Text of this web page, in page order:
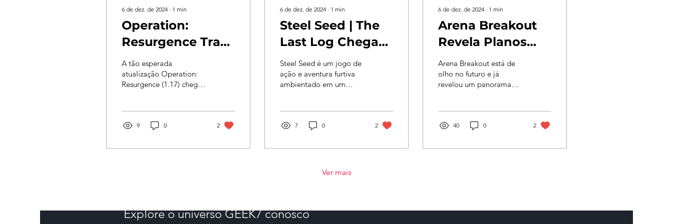
6 de dez. de 2024 ∙ 1 min
Operation:
Resurgence Traz
Crossplay e
Novidades a
Insurgency:
Sandstorm
A tão esperada
atualização Operation:
Resurgence (1.17) chegou
Crossplay...
9 0 2
6 de dez. de 2024 ∙ 1 min
Steel Seed | The
Last Log Chega
em 2025: Explore
um Futuro
Sombrio com Zoe
e KOBY
Steel Seed é um jogo de
ação e aventura furtiva
ambientado em um
da... 7 0 2
6 de dez. de 2024 ∙ 1 min
Arena Breakout
Revela Planos
para 2025 e
Confirma Season
7
Arena Breakout está de
olho no futuro e já
revelou um panorama
—... 40 0 2
Ver mais
Explore o universo GEEK7 conosco